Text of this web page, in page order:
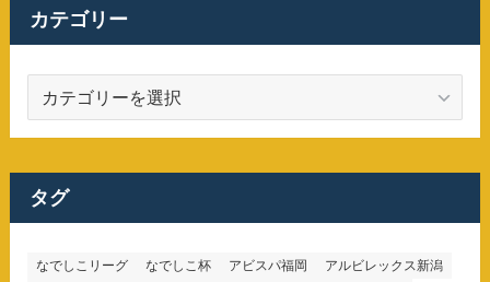
カテゴリー
ゴ
ー
タグ
なでしこリーグ なでしこ杯 アビスパ福岡
アルビレックス新潟